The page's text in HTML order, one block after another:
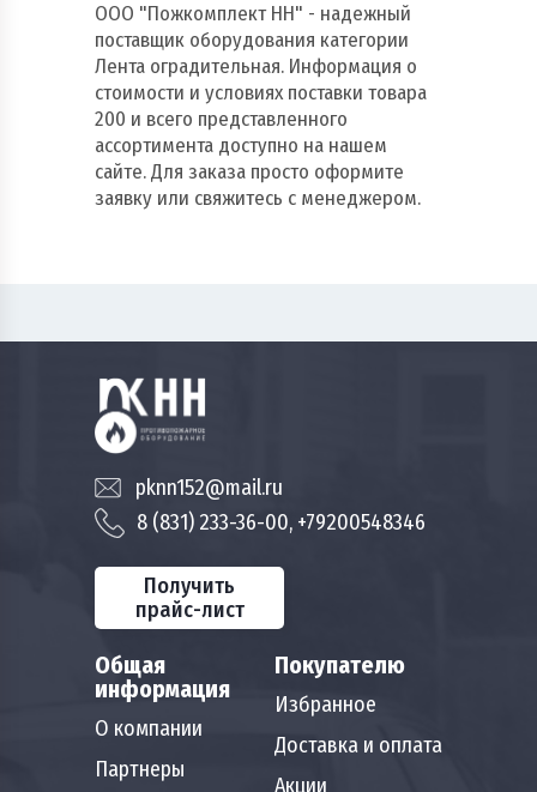
ООО "Пожкомплект НН" - надежный
поставщик оборудования категории
Лента оградительная. Информация о
стоимости и условиях поставки товара
200 и всего представленного
ассортимента доступно на нашем
сайте. Для заказа просто оформите
заявку или свяжитесь с менеджером.
Общая
информация
О компании
Партнеры
Покупателю
Избранное
Доставка и оплата
Акции
pknn152@mail.ru
8 (831) 233-36-00, +79200548346
Получить
прайс-лист